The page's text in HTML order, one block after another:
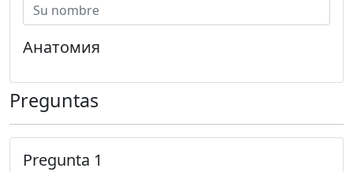
Анатомия
Preguntas
Pregunta 1